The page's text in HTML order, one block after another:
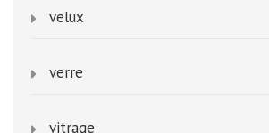
velux
verre
vitrage